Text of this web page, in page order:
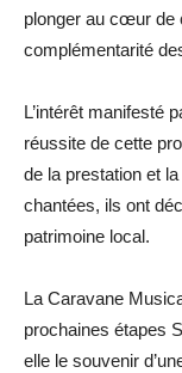
plonger au cœur de
complémentarité
L’intérêt manifesté
réussite de cette
de la prestation et
chantées, ils ont
patrimoine local.
La Caravane
prochaines étapes
elle le souvenir